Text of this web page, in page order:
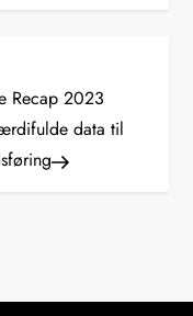
Recap 2023
data til